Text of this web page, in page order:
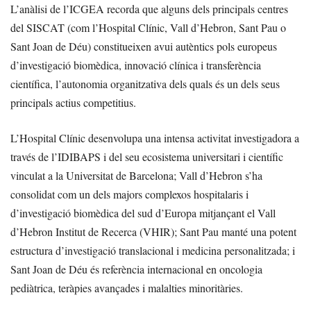
L’anàlisi de l’ICGEA recorda que alguns dels principals centres
del SISCAT (com l’Hospital Clínic, Vall d’Hebron, Sant Pau o
Sant Joan de Déu) constitueixen avui autèntics pols europeus
d’investigació biomèdica, innovació clínica i transferència
científica, l’autonomia organitzativa dels quals és un dels seus
principals actius competitius.
L’Hospital Clínic desenvolupa una intensa activitat investigadora a
través de l’IDIBAPS i del seu ecosistema universitari i científic
vinculat a la Universitat de Barcelona; Vall d’Hebron s’ha
consolidat com un dels majors complexos hospitalaris i
d’investigació biomèdica del sud d’Europa mitjançant el Vall
d’Hebron Institut de Recerca (VHIR); Sant Pau manté una potent
estructura d’investigació translacional i medicina personalitzada; i
Sant Joan de Déu és referència internacional en oncologia
pediàtrica, teràpies avançades i malalties minoritàries.